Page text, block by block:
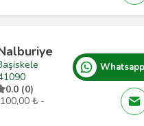
0.0 (0)
₺ -
Whatsapp